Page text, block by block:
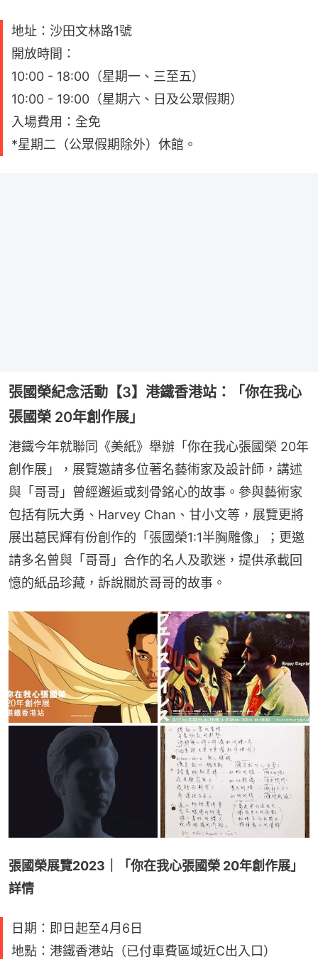
地址：沙田文林路1號
開放時間：
10:00 - 18:00（星期一、三至五）
10:00 - 19:00（星期六、日及公眾假期）
入場費用：全免
*星期二（公眾假期除外）休館。
張國榮紀念活動【3】港鐵香港站：「你在我心
張國榮 20年創作展」
港鐵今年就聯同《美紙》舉辦「你在我心張國榮 20年
創作展」，展覽邀請多位著名藝術家及設計師，講述
與「哥哥」曾經邂逅或刻骨銘心的故事。參與藝術家
包括有阮大勇、Harvey Chan、甘小文等，展覽更將
展出葛民輝有份創作的「張國榮1:1半胸雕像」；更邀
請多名曾與「哥哥」合作的名人及歌迷，提供承載回
憶的紙品珍藏，訴說關於哥哥的故事。
張國榮展覽2023｜「你在我心張國榮 20年創作展」
詳情
日期：即日起至4月6日
地點：港鐵香港站（已付車費區域近C出入口）